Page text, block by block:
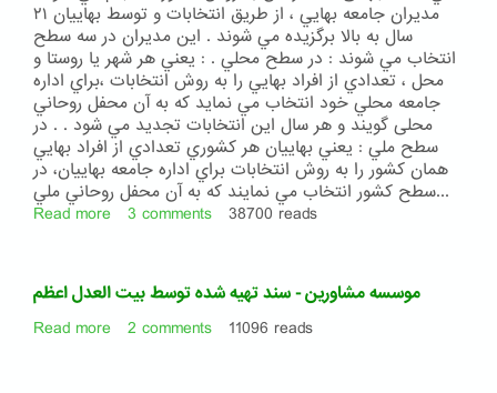
مديران جامعه بهايي ، از طريق انتخابات و توسط بهاييان ۲۱
سال به بالا برگزيده مي شوند . اين مديران در سه سطح
انتخاب مي شوند : در سطح محلي . : يعني هر شهر يا روستا و
محل ، تعدادي از افراد بهايي را به روش انتخابات ،براي اداره
جامعه محلي خود انتخاب مي نمايد كه به آن محفل روحاني
محلی گويند و هر سال اين انتخابات تجديد مي شود . . در
سطح ملي : يعني بهاييان هر كشوري تعدادي از افراد بهايي
همان كشور را به روش انتخابات براي اداره جامعه بهاييان، در
سطح كشور انتخاب مي نمايند كه به آن محفل روحاني ملي...
Read more about
بهايي
3 comments 38700 reads
موسسه مشاورین - سند تهیه شده توسط بیت العدل اعظم
Read more about
2 comments 11096 reads